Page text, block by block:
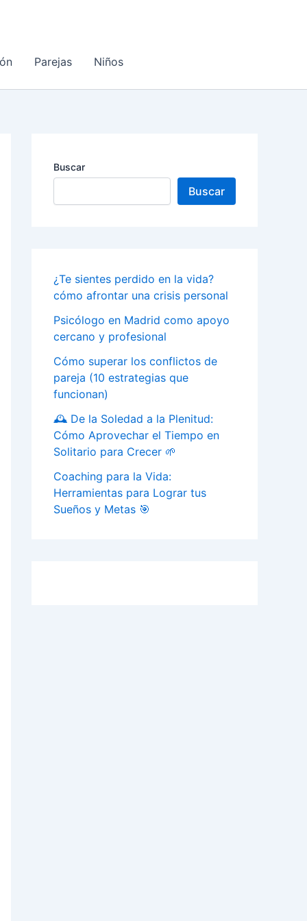
Parejas Niños
Buscar
Buscar
¿Te sientes perdido en la vida?
cómo afrontar una crisis personal
Psicólogo en Madrid como apoyo
cercano y profesional
Cómo superar los conflictos de
pareja (10 estrategias que
funcionan)
🕰️ De la Soledad a la Plenitud:
Cómo Aprovechar el Tiempo en
Solitario para Crecer 🌱
Coaching para la Vida:
Herramientas para Lograr tus
Sueños y Metas 🎯